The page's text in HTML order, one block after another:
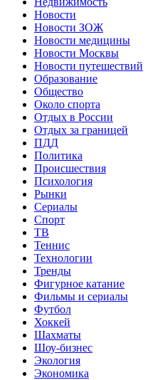
Новости
Новости ЗОЖ
Новости медицины
Новости Москвы
Новости путешествий
Образование
Общество
Около спорта
Отдых в России
Отдых за границей
ПДД
Политика
Происшествия
Психология
Рынки
Сериалы
Спорт
ТВ
Теннис
Технологии
Тренды
Фигурное катание
Фильмы и сериалы
Футбол
Хоккей
Шахматы
Шоу-бизнес
Экология
Экономика